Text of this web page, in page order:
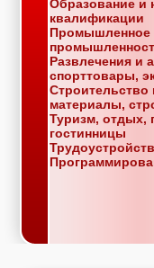
Образование и
квалификации
Промышленное
Развлечения и
спорттовары,
материалы,
Туризм, отдых,
гостинницы